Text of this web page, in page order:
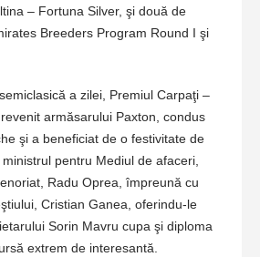
– Fortuna Silver, şi două de
Breeders Program Round I şi
a zilei, Premiul Carpaţi –
armăsarului Paxton, condus
şi a beneficiat de o festivitate de
pentru Mediul de afaceri,
Radu Oprea, împreună cu
Cristian Ganea, oferindu-le
Sorin Mavru cupa şi diploma
extrem de interesantă.